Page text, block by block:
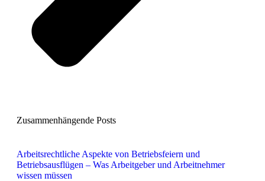
Zusammenhängende Posts
Arbeitsrechtliche Aspekte von Betriebsfeiern und
Betriebsausflügen – Was Arbeitgeber und Arbeitnehmer
wissen müssen